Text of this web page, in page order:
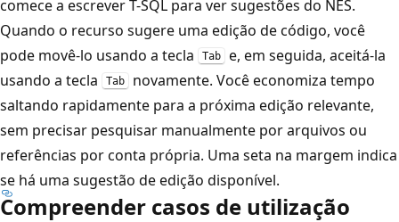
comece a escrever T-SQL para ver sugestões do NES.
Quando o recurso sugere uma edição de código, você
pode movê-lo usando a tecla
Tab
e, em seguida, aceitá-la
usando a tecla
Tab
novamente. Você economiza tempo
saltando rapidamente para a próxima edição relevante,
sem precisar pesquisar manualmente por arquivos ou
referências por conta própria. Uma seta na margem indica
se há uma sugestão de edição disponível.
Compreender casos de utilização